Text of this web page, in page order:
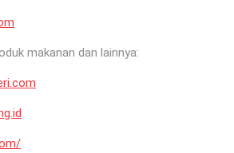
makanan dan lainnya: